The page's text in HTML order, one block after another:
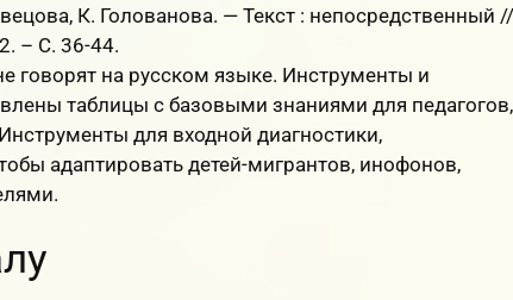
К. Голованова. — Текст : непосредственный //
– С. 36-44.
говорят на русском языке. Инструменты и
таблицы с базовыми знаниями для педагогов,
для входной диагностики,
адаптировать детей-мигрантов, инофонов,